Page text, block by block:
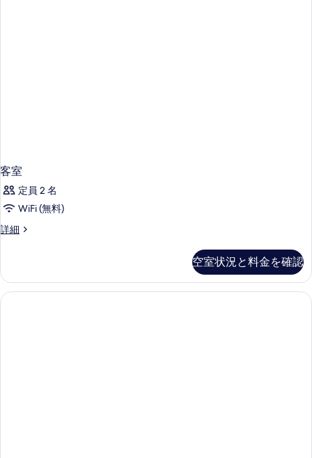
表
示
す
る
客室
定員 2 名
WiFi (無料)
詳細
客
細
空室状況と料金を確認